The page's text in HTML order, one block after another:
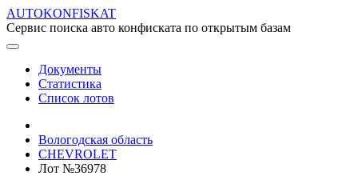
AUTOKONFISKAT
Сервис поиска авто конфиската по открытым базам
Документы
Статистика
Список лотов
Вологодская область
CHEVROLET
Лот №36978